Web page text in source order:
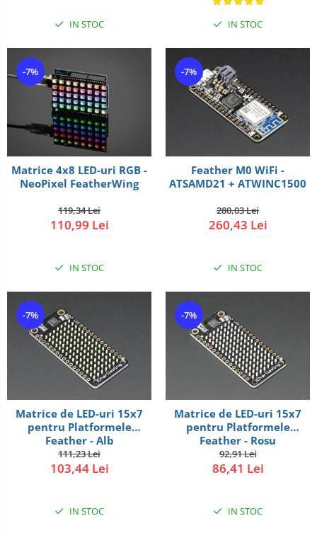
IN STOC IN STOC
-7%
Matrice 4x8 LED-uri RGB -
NeoPixel FeatherWing
119,34 Lei
110,99 Lei
IN STOC
-7%
Feather M0 WiFi -
ATSAMD21 + ATWINC1500
280,03 Lei
260,43 Lei
IN STOC
-7%
Matrice de LED-uri 15x7
pentru Platformele
Feather - Alb
111,23 Lei
103,44 Lei
IN STOC
-7%
Matrice de LED-uri 15x7
pentru Platformele
Feather - Rosu
92,91 Lei
86,41 Lei
IN STOC